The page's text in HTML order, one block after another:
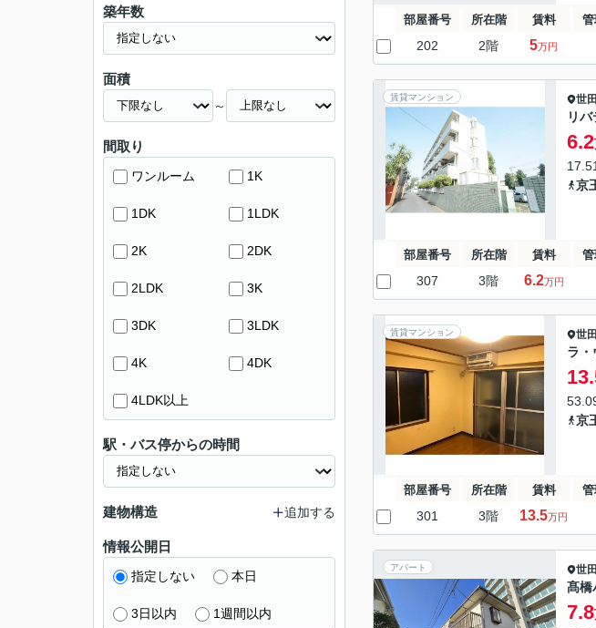
部屋番号 所在階 賃料
202 2階 5万円
賃貸マンション 世
リ
6.2
京
部屋番号 所在階 賃料
307 3階 6.2万円
賃貸マンション 世
ラ・
京
部屋番号 所在階 賃料
301 3階 13.5万円
アパート 世
髙橋
7.8
築年数
面積
～
間取り
ワンルーム 1K
1DK 1LDK
2K 2DK
2LDK 3K
3DK 3LDK
4K 4DK
4LDK以上
駅・バス停からの時間
建物構造 追加する
情報公開日
指定しない 本日
3日以内 1週間以内